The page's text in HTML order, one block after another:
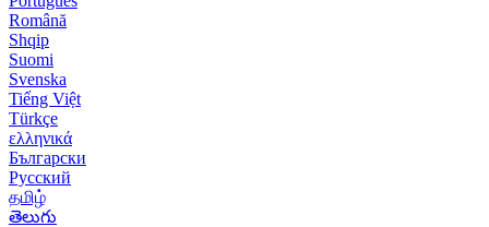
Română
Shqip
Suomi
Svenska
Tiếng Việt
Türkçe
ελληνικά
Български
Русский
தமிழ்
తెలుగు